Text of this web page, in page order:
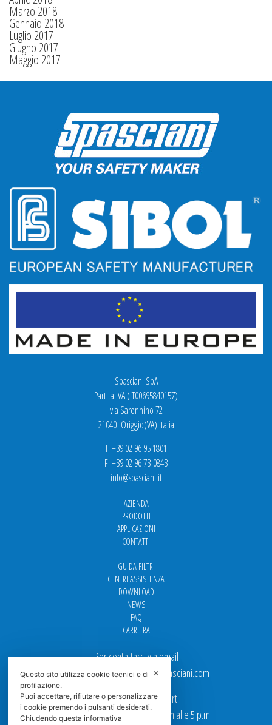
Marzo 2018
Gennaio 2018
Luglio 2017
Giugno 2017
Maggio 2017
Spasciani SpA
Partita IVA (IT00695840157)
via Saronnino 72
21040 Origgio(VA) Italia
T. +39 02 96 95 1801
F. +39 02 96 73 0843
info@spasciani.it
AZIENDA
PRODOTTI
APPLICAZIONI
CONTATTI
GUIDA FILTRI
CENTRI ASSISTENZA
DOWNLOAD
NEWS
FAQ
CARRIERA
Per contattarci via email
Ufficio Vendite: italy.sales@spasciani.com
I nostri uffici sono aperti
dal Lunedi al Venerdi dalle 9 a.m alle 5 p.m.
✕
Questo sito utilizza cookie tecnici e di
profilazione.
Puoi accettare, rifiutare o personalizzare
i cookie premendo i pulsanti desiderati.
Chiudendo questa informativa